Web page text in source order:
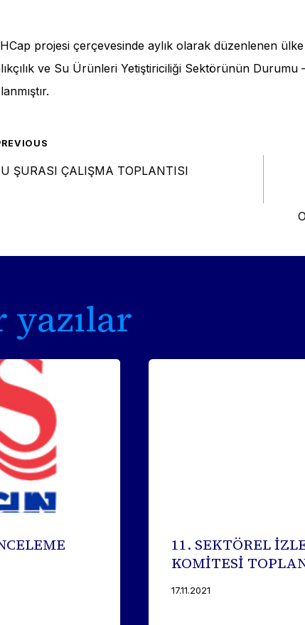
projesi çerçevesinde aylık olarak düzenlenen
ve Su Ürünleri Yetiştiriciliği Sektörünün Durumu
ŞURASI ÇALIŞMA TOPLANTISI
yazılar
11. SEKTÖREL
KOMİTESİ
17.11.2021